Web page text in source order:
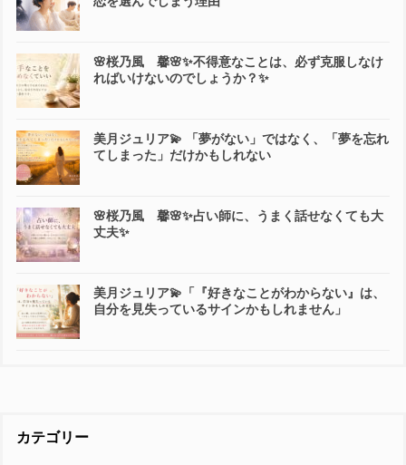
🌸桜乃風 馨🌸✨不得意なことは、必ず克服しなけ
ればいけないのでしょうか？✨
美月ジュリア💫 「夢がない」ではなく、「夢を忘れ
てしまった」だけかもしれない
🌸桜乃風 馨🌸✨占い師に、うまく話せなくても大
丈夫✨
美月ジュリア💫「『好きなことがわからない』は、
自分を見失っているサインかもしれません」
カテゴリー